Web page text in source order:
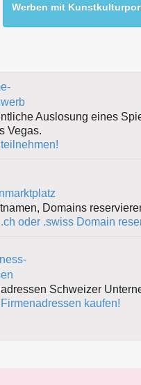
Werben mit
Auslosung eines
Vegas.
Domains
oder .swiss Domain
Schweizer
kaufen!